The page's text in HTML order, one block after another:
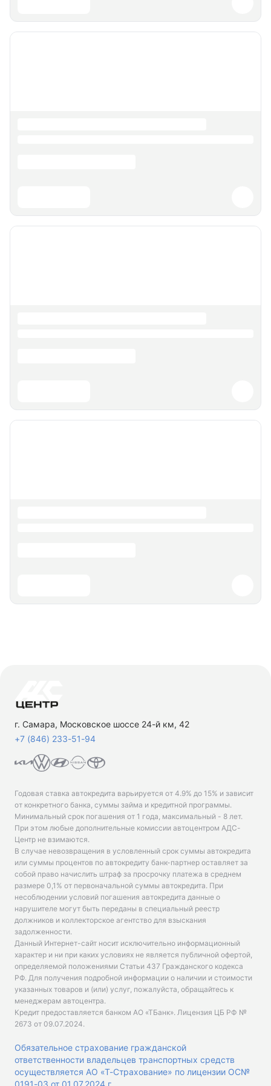
г. Самара, Московское шоссе 24-й км, 42
+7 (846) 233-51-94
Годовая ставка автокредита варьируется от 4.9% до 15% и зависит
от конкретного банка, суммы займа и кредитной программы.
Минимальный срок погашения от 1 года, максимальный - 8 лет.
При этом любые дополнительные комиссии автоцентром АДС-
Центр не взимаются.
В случае невозвращения в условленный срок суммы автокредита
или суммы процентов по автокредиту банк-партнер оставляет за
собой право начислить штраф за просрочку платежа в среднем
размере 0,1% от первоначальной суммы автокредита. При
несоблюдении условий погашения автокредита данные о
нарушителе могут быть переданы в специальный реестр
должников и коллекторское агентство для взыскания
задолженности.
Данный Интернет-сайт носит исключительно информационный
характер и ни при каких условиях не является публичной офертой,
определяемой положениями Статьи 437 Гражданского кодекса
РФ. Для получения подробной информации о наличии и стоимости
указанных товаров и (или) услуг, пожалуйста, обращайтесь к
менеджерам автоцентра.
Кредит предоставляется банком АО «ТБанк». Лицензия ЦБ РФ №
2673 от 09.07.2024.
Обязательное страхование гражданской
ответственности владельцев транспортных средств
осуществляется АО «Т-Страхование» по лицензии ОС№
0191-03 от 01.07.2024 г.